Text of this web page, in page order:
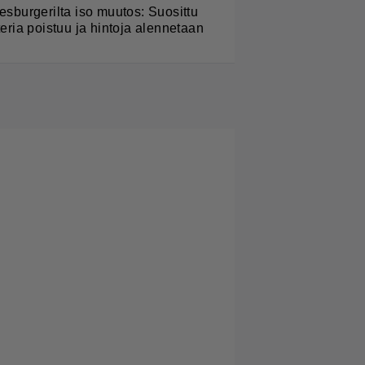
iso muutos: Suosittu
poistuu ja hintoja alennetaan